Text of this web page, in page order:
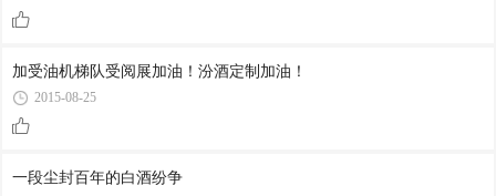
加受油机梯队受阅展加油！汾酒定制加油！
2015-08-25
一段尘封百年的白酒纷争